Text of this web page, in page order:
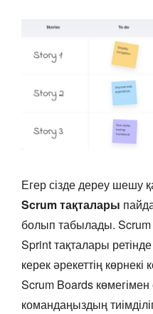
Егер сізде дереу шешу
Scrum тақталары
болып табылады. Scrum
Sprint тақталары
керек әрекеттің
Scrum Boards көмегімен
командаңыздың